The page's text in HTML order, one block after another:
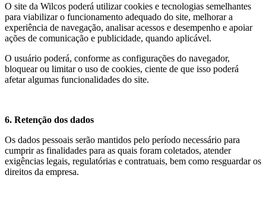
O site da Wilcos poderá utilizar cookies e tecnologias semelhantes
para viabilizar o funcionamento adequado do site, melhorar a
experiência de navegação, analisar acessos e desempenho e apoiar
ações de comunicação e publicidade, quando aplicável.
O usuário poderá, conforme as configurações do navegador,
bloquear ou limitar o uso de cookies, ciente de que isso poderá
afetar algumas funcionalidades do site.
6. Retenção dos dados
Os dados pessoais serão mantidos pelo período necessário para
cumprir as finalidades para as quais foram coletados, atender
exigências legais, regulatórias e contratuais, bem como resguardar os
direitos da empresa.